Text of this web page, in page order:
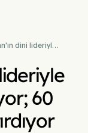
dini lideriyle
60